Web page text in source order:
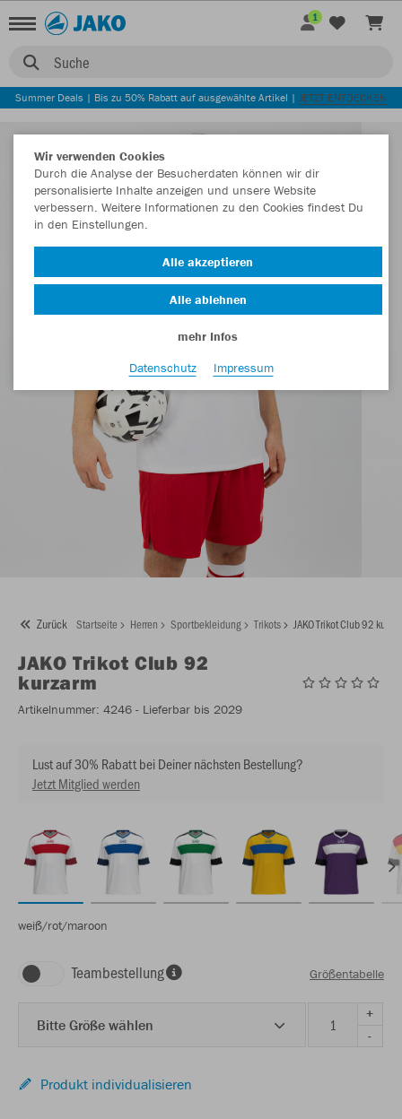
Suche
1
Summer Deals | Bis zu 50% Rabatt auf ausgewählte Artikel | JETZT ENTDECKEN
Zurück Startseite Herren Sportbekleidung Trikots JAKO Trikot Club 92
JAKO Trikot Club 92
kurzarm
Artikelnummer: 4246 - Lieferbar bis 2029
Lust auf 30% Rabatt bei Deiner nächsten Bestellung?
Jetzt Mitglied werden
weiß/rot/maroon
Teambestellung Größentabelle
Bitte Größe wählen
+
-
Produkt individualisieren
Wir verwenden Cookies
Durch die Analyse der Besucherdaten können wir dir
personalisierte Inhalte anzeigen und unsere Website
verbessern. Weitere Informationen zu den Cookies findest Du
in den Einstellungen.
Alle akzeptieren
Alle ablehnen
mehr Infos
Datenschutz
Impressum